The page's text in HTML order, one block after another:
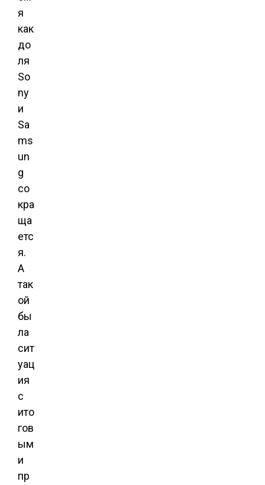
я
как
до
ля
So
ny
и
Sa
ms
un
g
со
кра
ща
етс
я.
А
так
ой
бы
ла
сит
уац
ия
с
ито
гов
ым
и
пр